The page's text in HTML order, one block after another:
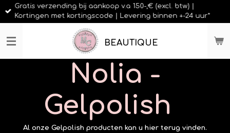
Ga
direct
de
BEAUTIQUE
Gratis verzending bij aankoop v.a 150-,€ (excl. btw) |
Kortingen met kortingscode | Levering binnen +-24 uur*
Nolia -
Gelpolish
Al onze Gelpolish producten kan u hier terug vinden.